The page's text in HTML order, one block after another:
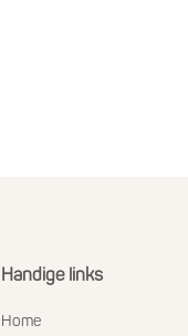
Handige links
Home